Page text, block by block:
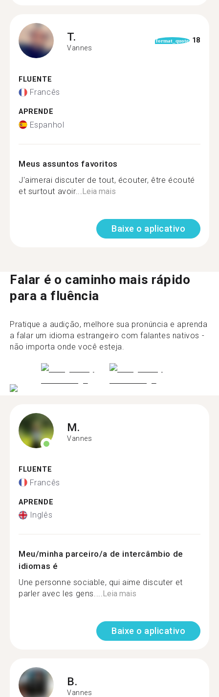
T.
Vannes
format_quote 18
FLUENTE
Francês
APRENDE
Espanhol
Meus assuntos favoritos
J'aimerai discuter de tout, écouter, être écouté
et surtout avoir... Leia mais
Baixe o aplicativo
Falar é o caminho mais rápido
para a fluência
Pratique a audição, melhore sua pronúncia e aprenda
a falar um idioma estrangeiro com falantes nativos -
não importa onde você esteja.
M.
Vannes
FLUENTE
Francês
APRENDE
Inglês
Meu/minha parceiro/a de intercâmbio de
idiomas é
Une personne sociable, qui aime discuter et
parler avec les gens....Leia mais
Baixe o aplicativo
B.
Vannes